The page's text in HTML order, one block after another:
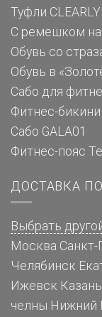
Туфли CLEARLY
С ремешком
Обувь со
Обувь в
Сабо для
Фитнес-бикини
Сабо GALA01
Фитнес-пояс
ДОСТАВКА
Выбрать
Москва Санкт-
Челябинск
Ижевск Казань
челны Нижний